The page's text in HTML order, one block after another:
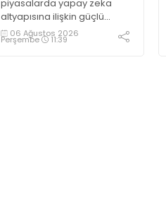
piyasalarda yapay zeka
altyapısına ilişkin güçlü
yatırımlardan kaynaklı
yoğun talep ve yenilenebilir
06 Ağustos 2026
Perşembe 11:39